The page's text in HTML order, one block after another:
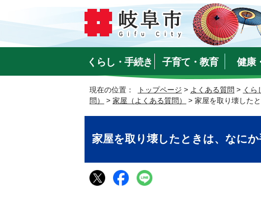
くらし・手続き 子育て・教育 健康
現在の位置： トップページ > よくある質問 > くら
問）
> 家屋（よくある質問） > 家屋を取り壊した
家屋を取り壊したときは、なに